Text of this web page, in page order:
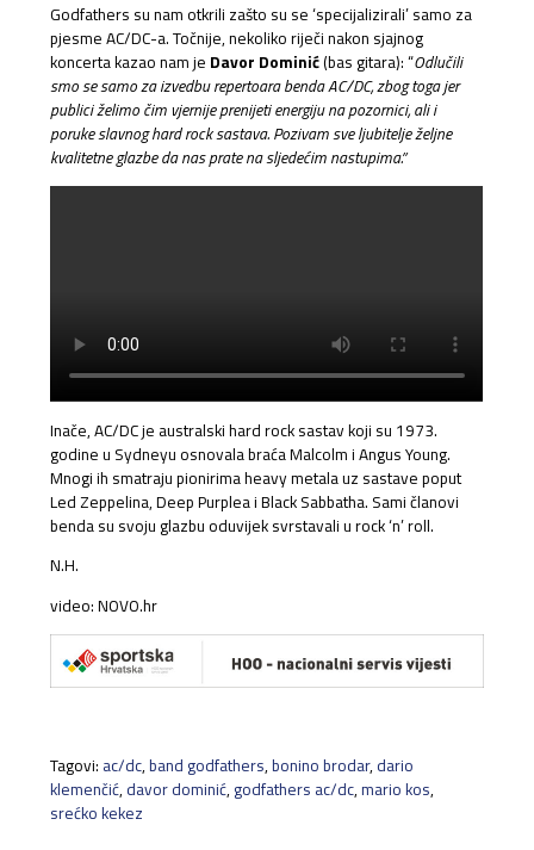
Godfathers su nam otkrili zašto su se ‘specijalizirali’ samo za
pjesme AC/DC-a. Točnije, nekoliko riječi nakon sjajnog
koncerta kazao nam je Davor Dominić (bas gitara): “Odlučili
smo se samo za izvedbu repertoara benda AC/DC, zbog toga jer
publici želimo čim vjernije prenijeti energiju na pozornici, ali i
poruke slavnog hard rock sastava. Pozivam sve ljubitelje željne
kvalitetne glazbe da nas prate na sljedećim nastupima.”
Inače, AC/DC je australski hard rock sastav koji su 1973.
godine u Sydneyu osnovala braća Malcolm i Angus Young.
Mnogi ih smatraju pionirima heavy metala uz sastave poput
Led Zeppelina, Deep Purplea i Black Sabbatha. Sami članovi
benda su svoju glazbu oduvijek svrstavali u rock ‘n’ roll.
N.H.
video: NOVO.hr
Tagovi: ac/dc,band godfathers,bonino brodar, dario
klemenčić, davor dominić, godfathers ac/dc,mario kos,
srećko kekez